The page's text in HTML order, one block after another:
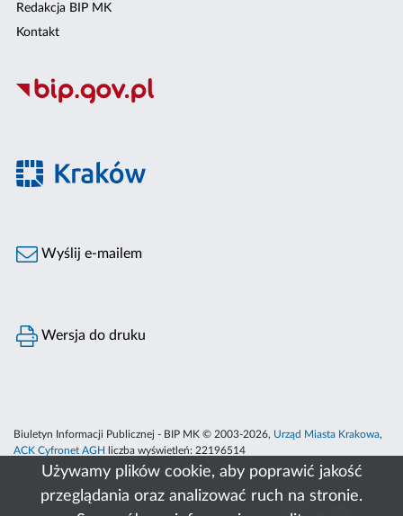
Używamy plików cookie, aby poprawić jakość
przeglądania oraz analizować ruch na stronie.
Redakcja BIP MK
Kontakt
Wyślij e-mailem
Wersja do druku
Biuletyn Informacji Publicznej - BIP MK © 2003-2026, Urząd Miasta Krakowa,
ACK Cyfronet AGH
liczba wyświetleń: 22196514